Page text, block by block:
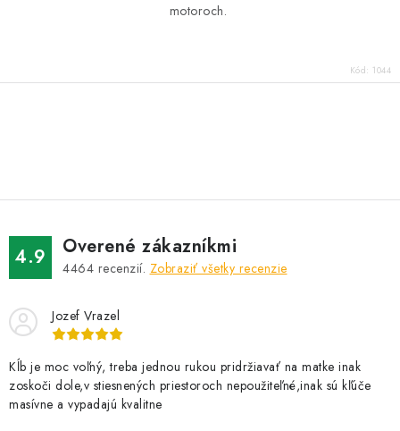
motoroch.
Kód: 1044
á
d
a
c
e
r
v
k
4.9 Overené zákazníkmi
4464 recenzií. Zobraziť všetky recenzie
Jozef Vrazel
Kĺb je moc voľný, treba jednou rukou pridržiavať na matke inak
zoskoči dole,v stiesnených priestoroch nepoužiteľné,inak sú kľúče
masívne a vypadajú kvalitne